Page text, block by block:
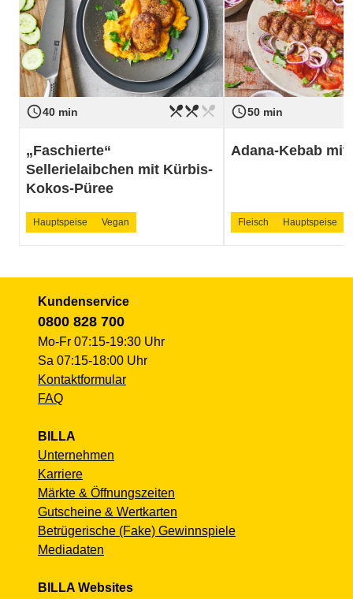
access_time40 min
Schwierigkeit mittel
restaurant_menurestaurant_menurestaurant_menu
„Faschierte“
Sellerielaibchen mit Kürbis-
Kokos-Püree
Hauptspeise Vegan
access_time50 min
Schwierigkeit
Adana-Kebab mit
Fleisch Hauptspeise
Kundenservice
0800 828 700
Mo-Fr 07:15-19:30 Uhr
Sa 07:15-18:00 Uhr
Kontaktformular
FAQ
BILLA
Unternehmen
Karriere
Märkte & Öffnungszeiten
Gutscheine & Wertkarten
Betrügerische (Fake) Gewinnspiele
Mediadaten
BILLA Websites